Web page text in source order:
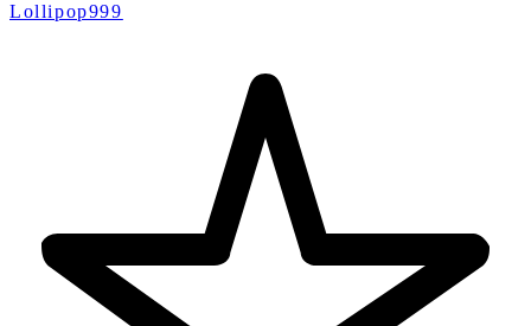
Lollipop999